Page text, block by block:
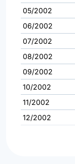
05/2002
06/2002
07/2002
08/2002
09/2002
10/2002
11/2002
12/2002